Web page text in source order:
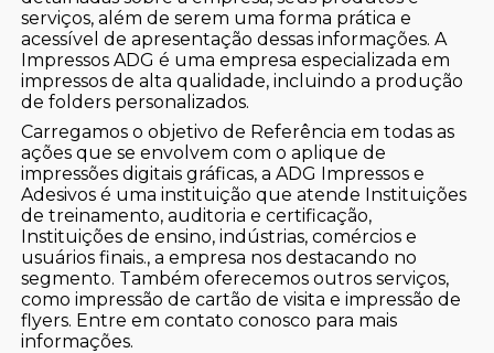
serviços, além de serem uma forma prática e
acessível de apresentação dessas informações. A
Impressos ADG é uma empresa especializada em
impressos de alta qualidade, incluindo a produção
de folders personalizados.
Carregamos o objetivo de Referência em todas as
ações que se envolvem com o aplique de
impressões digitais gráficas, a ADG Impressos e
Adesivos é uma instituição que atende Instituições
de treinamento, auditoria e certificação,
Instituições de ensino, indústrias, comércios e
usuários finais., a empresa nos destacando no
segmento. Também oferecemos outros serviços,
como impressão de cartão de visita e impressão de
flyers. Entre em contato conosco para mais
informações.